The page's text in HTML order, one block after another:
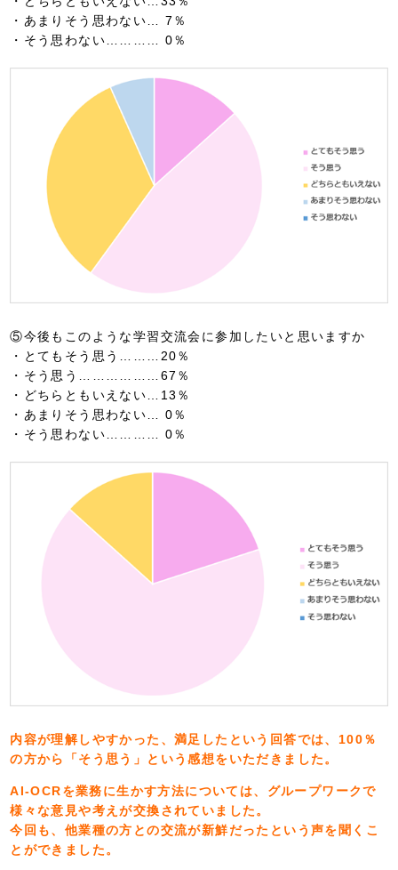
・あまりそう思わない… 7％
・そう思わない………… 0％
⑤今後もこのような学習交流会に参加したいと思いますか
・とてもそう思う………20％
・そう思う………………67％
・どちらともいえない…13％
・あまりそう思わない… 0％
・そう思わない………… 0％
内容が理解しやすかった、満足したという回答では、100％
の方から「そう思う」という感想をいただきました。
AI-OCRを業務に生かす方法については、グループワークで
様々な意見や考えが交換されていました。
今回も、他業種の方との交流が新鮮だったという声を聞くこ
とができました。